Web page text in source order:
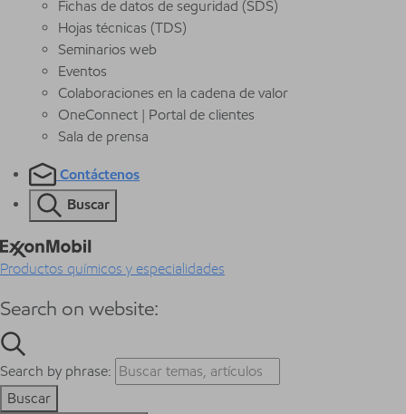
Fichas de datos de seguridad (SDS)
Hojas técnicas (TDS)
Seminarios web
Eventos
Colaboraciones en la cadena de valor
OneConnect | Portal de clientes
Sala de prensa
Contáctenos
Buscar
Productos químicos y especialidades
Search on website:
Search by phrase:
Buscar